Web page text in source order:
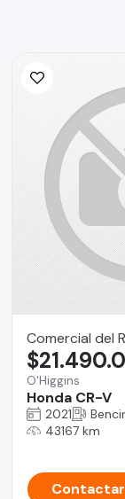
Comercial del
O'Higgins
Honda CR-V
2021
43167 km